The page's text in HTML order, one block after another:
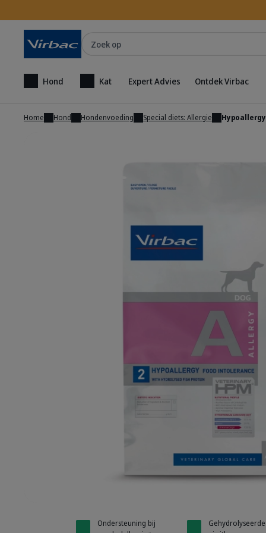
Hond Kat Expert Advies Ontdek Virbac
Home Hond Hondenvoeding Special diets: Allergie
HPM Diet -
Ondersteuning bij
Gehydrolyseerde